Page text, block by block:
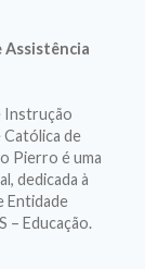
Assistência
Instrução
de
Pierro é uma
dedicada à
Entidade
– Educação.